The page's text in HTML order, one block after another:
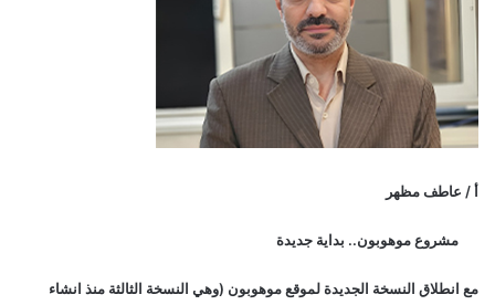
أ / عاطف مظهر
مشروع موهوبون.. بداية جديدة
مع انطلاق النسخة الجديدة لموقع موهوبون (وهي النسخة الثالثة منذ انشاء